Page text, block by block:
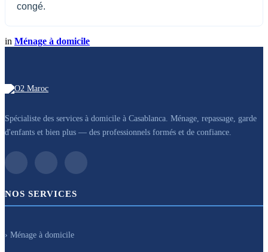
congé.
in Ménage à domicile
Spécialiste des services à domicile à Casablanca. Ménage, repassage, garde
d'enfants et bien plus — des professionnels formés et de confiance.
NOS SERVICES
› Ménage à domicile